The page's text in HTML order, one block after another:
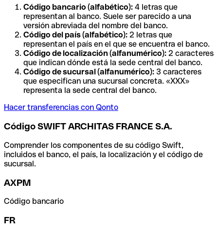
Código bancario (alfabético): 4 letras que
representan al banco. Suele ser parecido a una
versión abreviada del nombre del banco.
Código del país (alfabético): 2 letras que
representan el país en el que se encuentra el banco.
Código de localización (alfanumérico): 2 caracteres
que indican dónde está la sede central del banco.
Código de sucursal (alfanumérico): 3 caracteres
que especifican una sucursal concreta. «XXX»
representa la sede central del banco.
Hacer transferencias con Qonto
Código SWIFT ARCHITAS FRANCE S.A.
Comprender los componentes de su código Swift,
incluidos el banco, el país, la localización y el código de
sucursal.
AXPM
Código bancario
FR